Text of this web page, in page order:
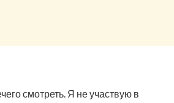
смотреть. Я не участвую в